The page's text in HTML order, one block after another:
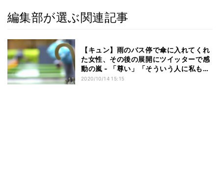
編集部が選ぶ関連記事
【キュン】雨のバス停で傘に入れてくれ
た女性、その後の展開にツイッターで感
動の嵐 - 「尊い」「そういう人に私もな
りたい」の声
2020/10/14 15:15